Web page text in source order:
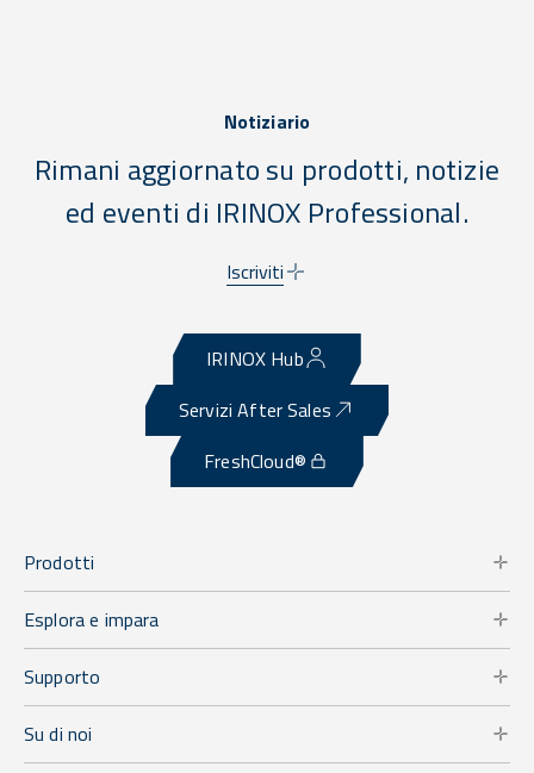
Notiziario
Rimani aggiornato su prodotti, notizie
ed eventi di IRINOX Professional.
Iscriviti
IRINOX Hub
Servizi After Sales
FreshCloud®
Prodotti
Esplora e impara
Supporto
Su di noi